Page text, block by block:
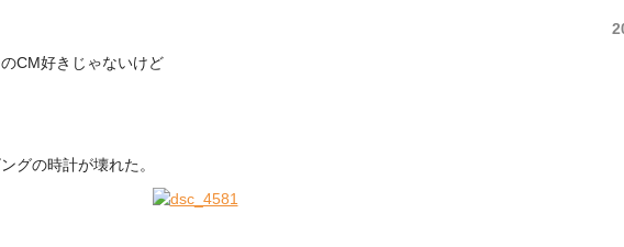
CM好きじゃないけど
グの時計が壊れた。